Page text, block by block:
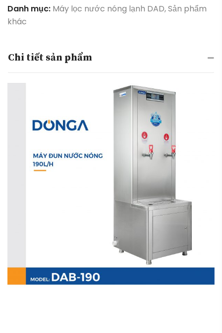
Danh mục: Máy lọc nước nóng lạnh DAD,Sản phẩm
khác
Chi tiết sản phẩm